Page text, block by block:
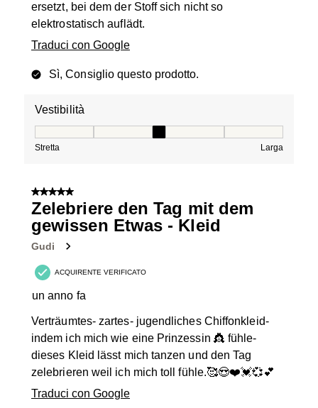
ersetzt, bei dem der Stoff sich nicht so
elektrostatisch auflädt.
Traduci con Google
Sì, Consiglio questo prodotto.
Vestibilità
Stretta Larga
5 su 5 stelle.
Zelebriere den Tag mit dem
gewissen Etwas - Kleid
Gudi
ACQUIRENTE VERIFICATO
un anno fa
Verträumtes- zartes- jugendliches Chiffonkleid-
indem ich mich wie eine Prinzessin 👸 fühle-
dieses Kleid lässt mich tanzen und den Tag
zelebrieren weil ich mich toll fühle.🥰😍❤️💓💞💕
Traduci con Google